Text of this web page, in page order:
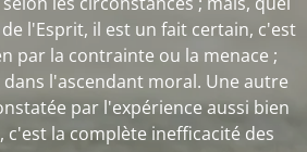
l'Esprit, il est un fait certain, c'est
par la contrainte ou la menace ;
l'ascendant moral. Une autre
par l'expérience aussi bien
c'est la complète inefficacité des